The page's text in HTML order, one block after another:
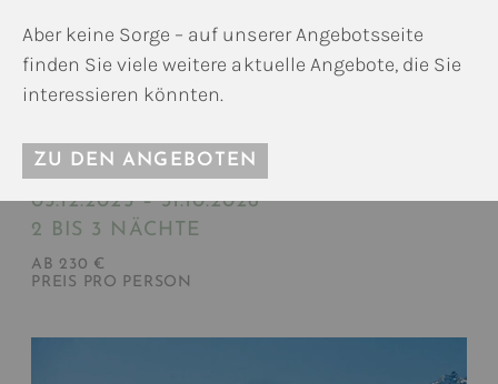
✨ "MOUNTAIN ROMANCE ESCAPE" ✨
05.12.2025 – 31.10.2026
2 BIS 3 NÄCHTE
AB 230 €
PREIS PRO PERSON
Aber keine Sorge – auf unserer Angebotsseite
finden Sie viele weitere aktuelle Angebote, die Sie
interessieren könnten.
ZU DEN ANGEBOTEN